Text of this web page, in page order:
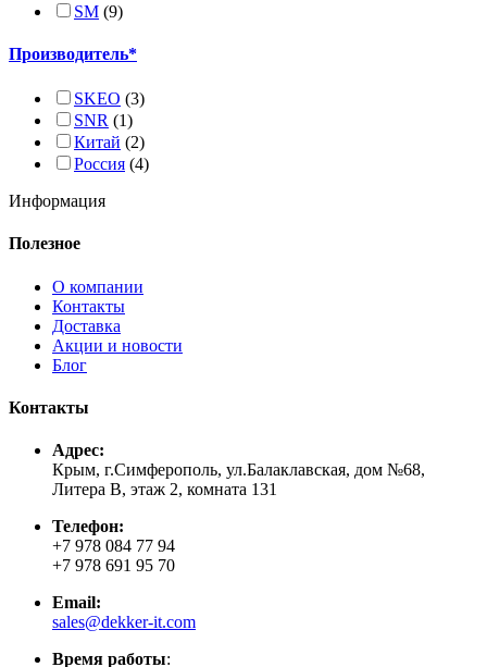
SM (9)
Производитель*
SKEO (3)
SNR (1)
Китай (2)
Россия (4)
Информация
Полезное
О компании
Контакты
Доставка
Акции и новости
Блог
Контакты
Адрес:
Крым, г.Симферополь, ул.Балаклавская, дом №68,
Литера В, этаж 2, комната 131
Телефон:
+7 978 084 77 94
+7 978 691 95 70
Email:
sales@dekker-it.com
Время работы: